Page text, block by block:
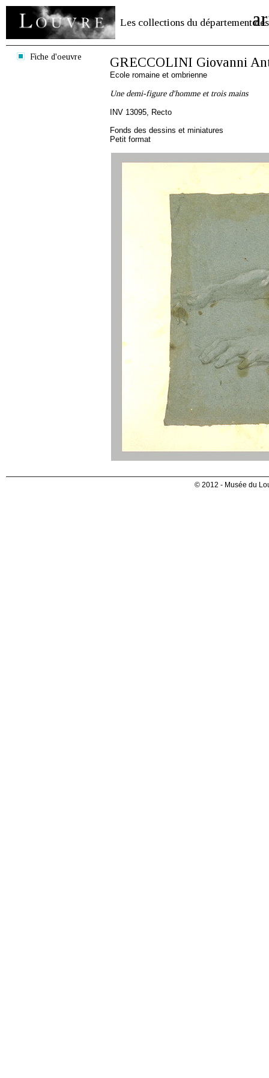
Les collections du département des
Fiche d'oeuvre GRECCOLINI Giovanni
Ecole romaine et ombrienne
Une demi-figure d'homme et trois mains
INV 13095, Recto
Fonds des dessins et miniatures
Petit format
© 2012 - Musée du